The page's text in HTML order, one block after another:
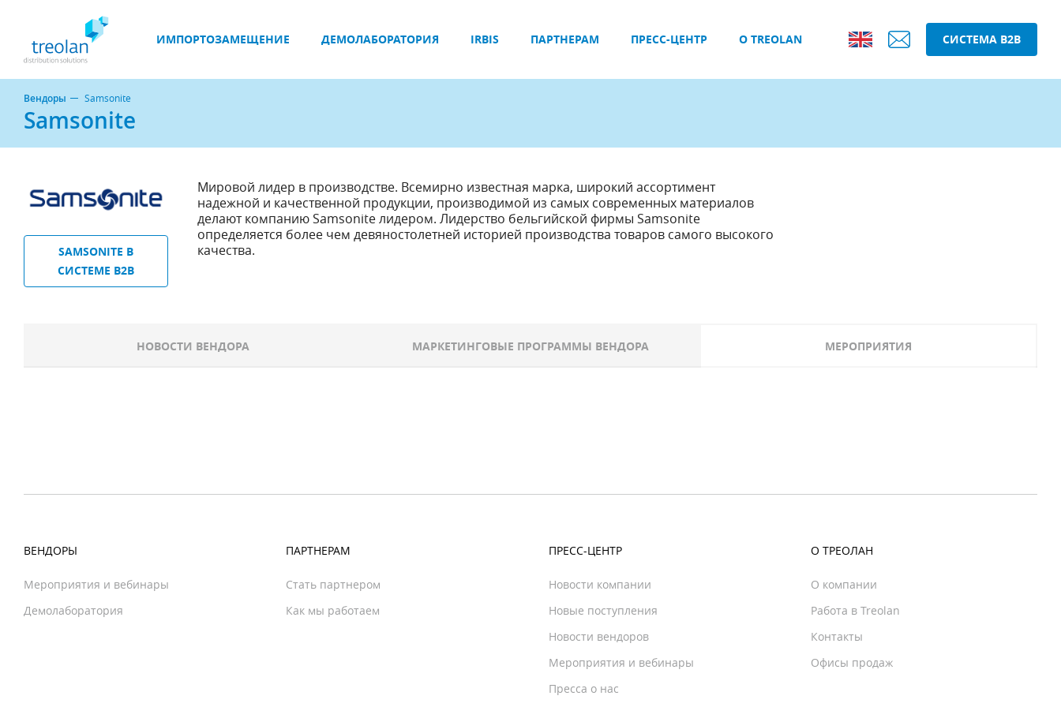
ИМПОРТОЗАМЕЩЕНИЕ ДЕМОЛАБОРАТОРИЯ IRBIS ПАРТНЕРАМ ПРЕСС-ЦЕНТР О TREOLAN СИСТЕМА B2B
Вендоры Samsonite
Samsonite
SAMSONITE В
СИСТЕМЕ B2B
Мировой лидер в производстве. Всемирно известная марка, широкий ассортимент
надежной и качественной продукции, производимой из самых современных материалов
делают компанию Samsonite лидером. Лидерство бельгийской фирмы Samsonite
определяется более чем девяностолетней историей производства товаров самого высокого
качества.
НОВОСТИ ВЕНДОРА МАРКЕТИНГОВЫЕ ПРОГРАММЫ ВЕНДОРА МЕРОПРИЯТИЯ
ВЕНДОРЫ
Мероприятия и вебинары
Демолаборатория
ПАРТНЕРАМ
Стать партнером
Как мы работаем
ПРЕСС-ЦЕНТР
Новости компании
Новые поступления
Новости вендоров
Мероприятия и вебинары
Пресса о нас
О ТРЕОЛАН
О компании
Работа в Treolan
Контакты
Офисы продаж